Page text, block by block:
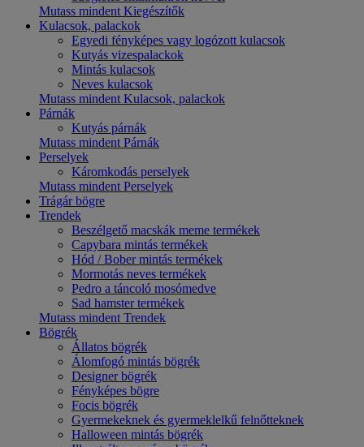
Mutass mindent Kiegészítők
Kulacsok, palackok
Egyedi fényképes vagy logózott kulacsok
Kutyás vizespalackok
Mintás kulacsok
Neves kulacsok
Mutass mindent Kulacsok, palackok
Párnák
Kutyás párnák
Mutass mindent Párnák
Perselyek
Káromkodás perselyek
Mutass mindent Perselyek
Trágár bögre
Trendek
Beszélgető macskák meme termékek
Capybara mintás termékek
Hód / Bober mintás termékek
Mormotás neves termékek
Pedro a táncoló mosómedve
Sad hamster termékek
Mutass mindent Trendek
Bögrék
Állatos bögrék
Álomfogó mintás bögrék
Designer bögrék
Fényképes bögre
Focis bögrék
Gyermekeknek és gyermeklelkű felnőtteknek
Halloween mintás bögrék